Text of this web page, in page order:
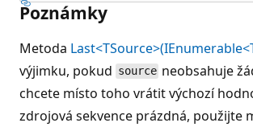
Poznámky
Metoda
výjimku, pokud source neobsahuje
chcete místo toho vrátit výchozí
zdrojová sekvence prázdná, použijte